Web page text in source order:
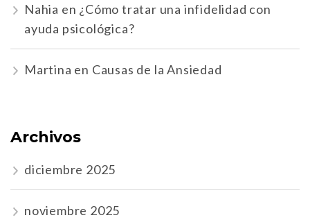
Nahia en ¿Cómo tratar una infidelidad con
ayuda psicológica?
Martina en Causas de la Ansiedad
Archivos
diciembre 2025
noviembre 2025